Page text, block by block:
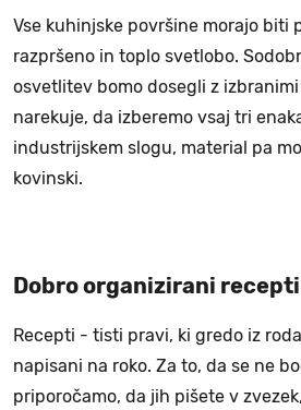
Vse kuhinjske površine morajo biti
razpršeno in toplo svetlobo.
osvetlitev bomo dosegli z izbranimi
narekuje, da izberemo vsaj tri
industrijskem slogu, material pa
kovinski.
Dobro organizirani recepti
Recepti - tisti pravi, ki gredo iz
napisani na roko. Za to, da se ne
priporočamo, da jih pišete v